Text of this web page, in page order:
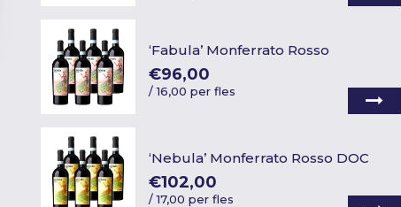
‘Fabula’ Monferrato Rosso
€96,00
/16,00 per fles
‘Nebula’ Monferrato Rosso DOC
€102,00
/17,00 per fles